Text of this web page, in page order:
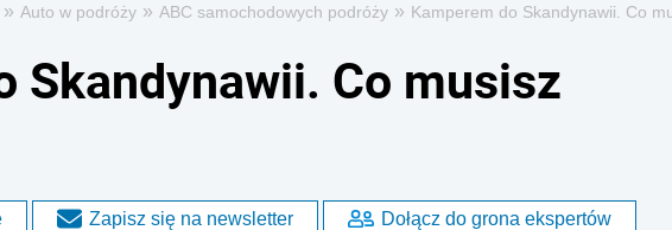
» Auto w podróży » ABC samochodowych podróży » Kamperem do Skandynawii. Co
Skandynawii. Co musisz
Zapisz się na newsletter Dołącz do grona ekspertów